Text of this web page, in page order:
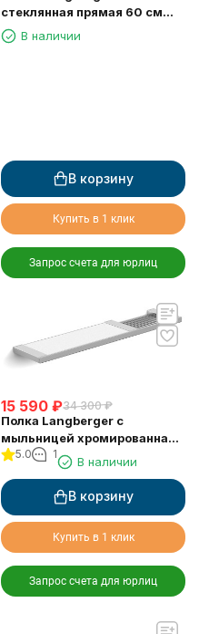
стеклянная прямая 60 см
11351EВ наличии
В корзину
Купить в 1 клик
Запрос счета для юрлиц
15 590 ₽34 300 ₽
Полка Langberger с
мыльницей хромированная
универсальная к стене 52 см
5.0 1
В наличии
В корзину
Купить в 1 клик
Запрос счета для юрлиц